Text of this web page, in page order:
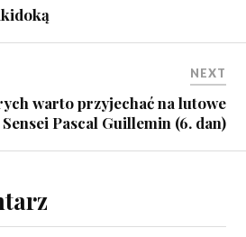
NEXT
warto przyjechać na lutowe
Pascal Guillemin (6. dan)